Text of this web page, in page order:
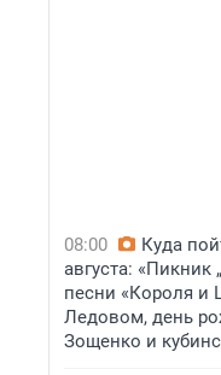
08:00
Куда
августа: «Пикник
песни «Короля и
Ледовом, день
Зощенко и